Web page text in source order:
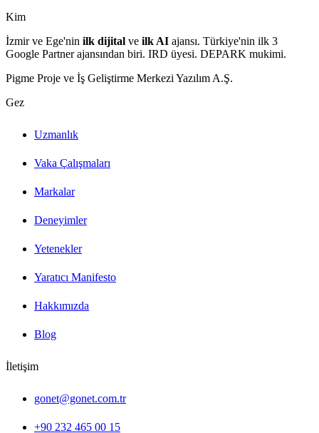
Kim
İzmir ve Ege'nin ilk dijital ve ilk AI ajansı. Türkiye'nin ilk 3
Google Partner ajansından biri. IRD üyesi. DEPARK mukimi.
Pigme Proje ve İş Geliştirme Merkezi Yazılım A.Ş.
Gez
Uzmanlık
Vaka Çalışmaları
Markalar
Deneyimler
Yetenekler
Yaratıcı Manifesto
Hakkımızda
Blog
İletişim
gonet@gonet.com.tr
+90 232 465 00 15